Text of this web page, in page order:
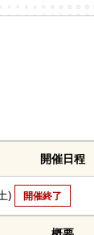
開催日程
) 開催終了